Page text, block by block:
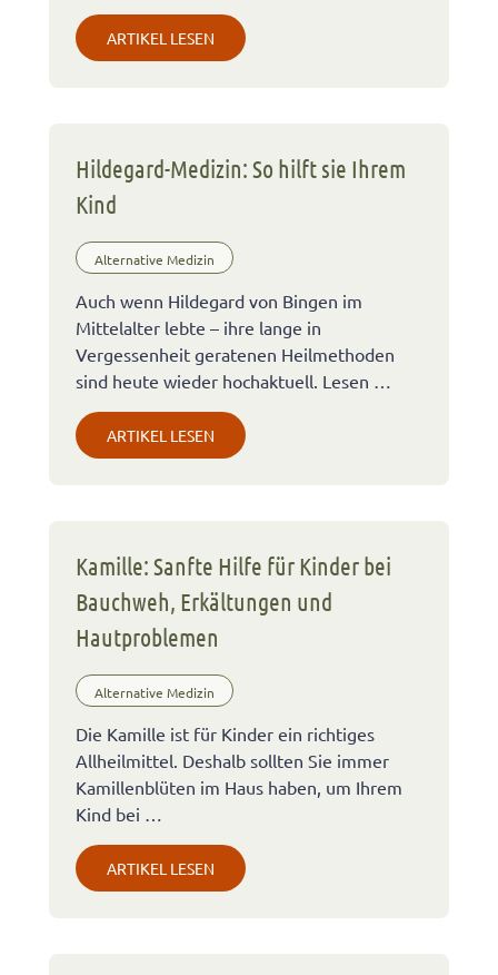
ARTIKEL LESEN
Hildegard-Medizin: So hilft sie Ihrem
Kind
Alternative Medizin
Auch wenn Hildegard von Bingen im
Mittelalter lebte – ihre lange in
Vergessenheit geratenen Heilmethoden
sind heute wieder hochaktuell. Lesen …
ARTIKEL LESEN
Kamille: Sanfte Hilfe für Kinder bei
Bauchweh, Erkältungen und
Hautproblemen
Alternative Medizin
Die Kamille ist für Kinder ein richtiges
Allheilmittel. Deshalb sollten Sie immer
Kamillenblüten im Haus haben, um Ihrem
Kind bei …
ARTIKEL LESEN